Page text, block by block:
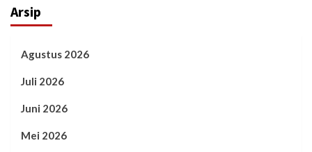
Arsip
Agustus 2026
Juli 2026
Juni 2026
Mei 2026